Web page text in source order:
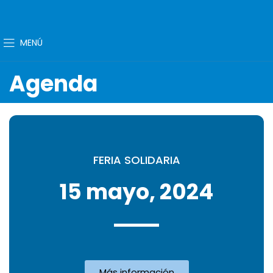
MENÚ
Agenda
FERIA SOLIDARIA
15 mayo, 2024